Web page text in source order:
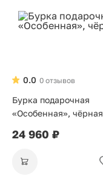
0 отзывов
0.0
Бурка подарочная
«Особенная», чёрная
24 960 ₽